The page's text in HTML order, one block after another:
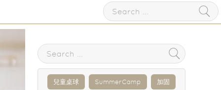
兒童桌球 SummerCamp 加固